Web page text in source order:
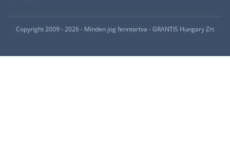
Copyright 2009 - 2026 - Minden jog fenntartva - GRANTIS Hungary Zrt